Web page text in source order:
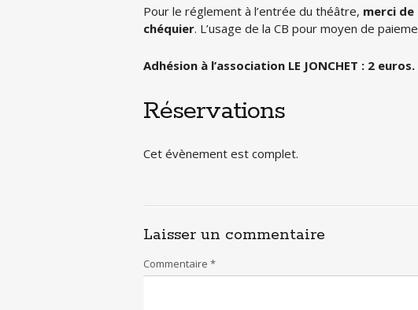
Pour le réglement à l’entrée du théâtre, merci de
chéquier. L’usage de la CB pour moyen de
Adhésion à l’association LE JONCHET : 2 euros.
Réservations
Cet évènement est complet.
Laisser un commentaire
Commentaire *